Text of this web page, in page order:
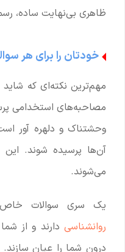
ظاهری بی‌نهایت ساده،
خودتان را برای هر
مهم‌ترین نکته‌ای که شاید
مصاحبه‌های استخدامی
وحشتناک و دلهره آور
آن‌ها پرسیده شوند.
می‌شوند.
یک سری سوالات
روانشناسی دارند و از
درون شما را عیان